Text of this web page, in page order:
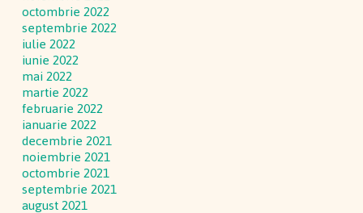
octombrie 2022
septembrie 2022
iulie 2022
iunie 2022
mai 2022
martie 2022
februarie 2022
ianuarie 2022
decembrie 2021
noiembrie 2021
octombrie 2021
septembrie 2021
august 2021